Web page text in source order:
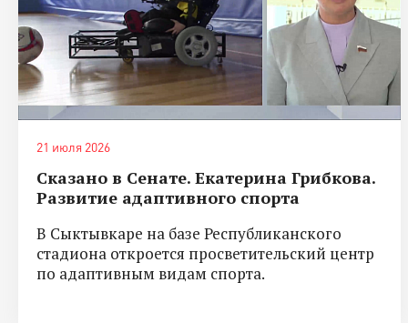
21 июля 2026
Сказано в Сенате. Екатерина Грибкова.
Развитие адаптивного спорта
В Сыктывкаре на базе Республиканского
стадиона откроется просветительский центр
по адаптивным видам спорта.